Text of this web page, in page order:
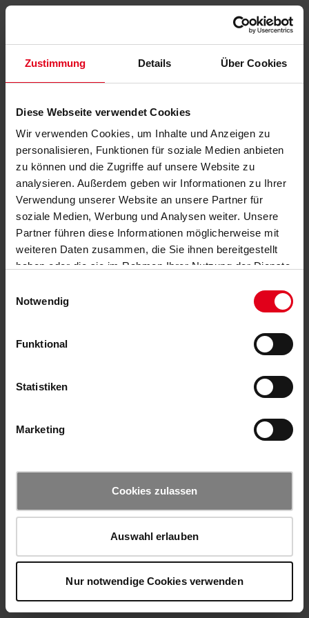
Zustimmung Details Über Cookies
Diese Webseite verwendet Cookies
Wir verwenden Cookies, um Inhalte und Anzeigen zu
personalisieren, Funktionen für soziale Medien anbieten
zu können und die Zugriffe auf unsere Website zu
analysieren. Außerdem geben wir Informationen zu Ihrer
Verwendung unserer Website an unsere Partner für
soziale Medien, Werbung und Analysen weiter. Unsere
Partner führen diese Informationen möglicherweise mit
weiteren Daten zusammen, die Sie ihnen bereitgestellt
haben oder die sie im Rahmen Ihrer Nutzung der Dienste
Notwendig
Funktional
Statistiken
Marketing
Cookies zulassen
Auswahl erlauben
Nur notwendige Cookies verwenden